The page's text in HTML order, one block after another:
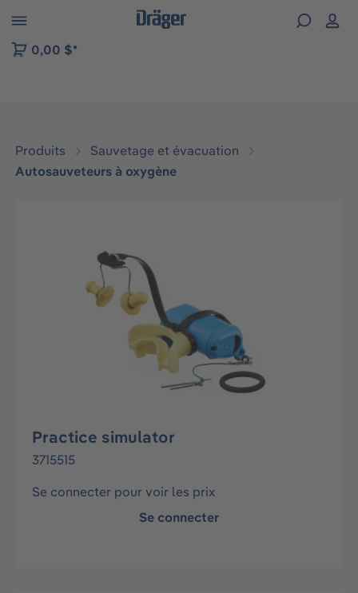
to B2B platform navigation
0,00 $*
Produits
Sauvetage et évacuation
Autosauveteurs à oxygène
Practice simulator
3715515
Se connecter pour voir les prix
Se connecter